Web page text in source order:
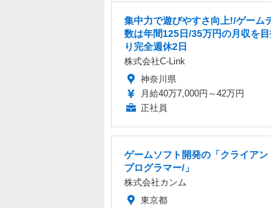
集中力で遊びやすさ向上!/ゲーム
数は年間125日/35万円の月収を
り完全週休2日
株式会社C-Link
神奈川県
月給40万7,000円～42万円
正社員
ゲームソフト開発の「クライア
プログラマー/」
株式会社カンム
東京都